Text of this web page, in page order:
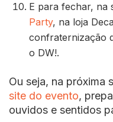
E para fechar, na
Party, na loja
confraternização
o DW!.
Ou seja, na próxima
site do evento,
ouvidos e sentidos